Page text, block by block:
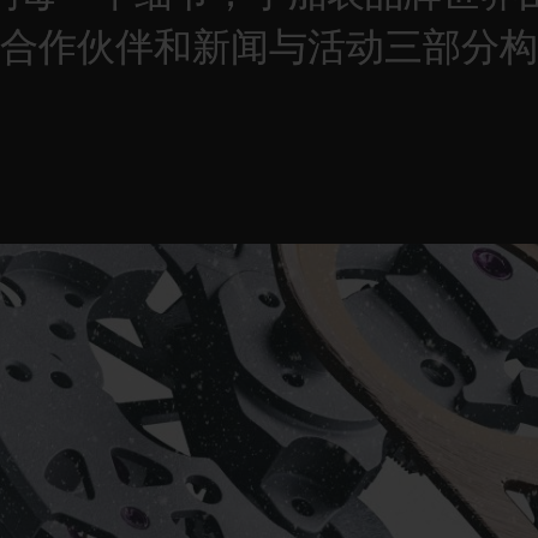
作伙伴和新闻与活动三部分